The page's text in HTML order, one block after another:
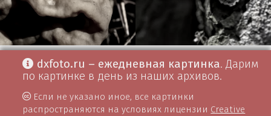
dxfoto.ru – ежедневная картинка. Дарим
по картинке в день из наших архивов.
Если не указано иное, все картинки
распространяются на условиях лицензии Creative